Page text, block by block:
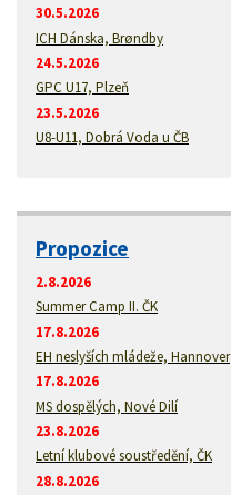
30.5.2026
ICH Dánska, Brøndby
24.5.2026
GPC U17, Plzeň
23.5.2026
U8-U11, Dobrá Voda u ČB
Propozice
2.8.2026
Summer Camp II. ČK
17.8.2026
EH neslyších mládeže, Hannover
17.8.2026
MS dospělých, Nové Dilí
23.8.2026
Letní klubové soustředění, ČK
28.8.2026